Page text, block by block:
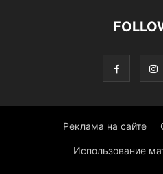
Реклама на сайте
Использование